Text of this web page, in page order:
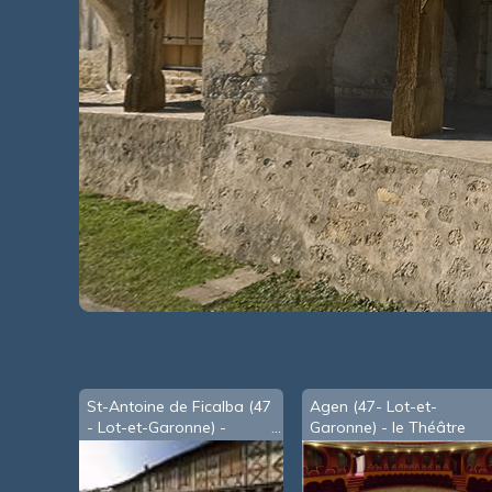
St-Antoine de Ficalba (47
- Lot-et-Garonne) -
maison templière
Agen (47- Lot-et-
Garonne) - le Théâtre
Ducourneau (2012)